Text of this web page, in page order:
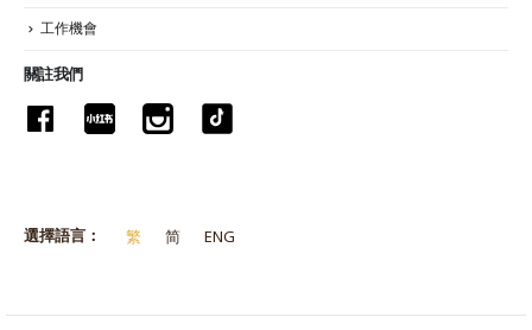
工作機會
關註我們
選擇語言： 繁 简 ENG